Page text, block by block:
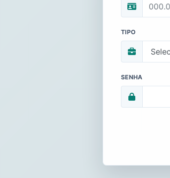
TIPO
SENHA